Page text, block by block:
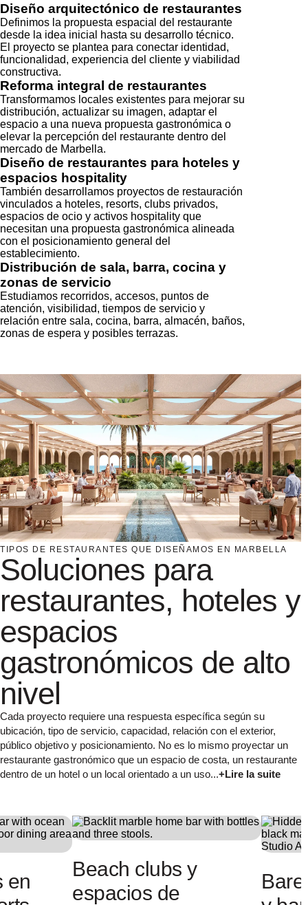
Diseño arquitectónico de restaurantes
Definimos la propuesta espacial del restaurante
desde la idea inicial hasta su desarrollo técnico.
El proyecto se plantea para conectar identidad,
funcionalidad, experiencia del cliente y viabilidad
constructiva.
Reforma integral de restaurantes
Transformamos locales existentes para mejorar su
distribución, actualizar su imagen, adaptar el
espacio a una nueva propuesta gastronómica o
elevar la percepción del restaurante dentro del
mercado de Marbella.
Diseño de restaurantes para hoteles y
espacios hospitality
También desarrollamos proyectos de restauración
vinculados a hoteles, resorts, clubs privados,
espacios de ocio y activos hospitality que
necesitan una propuesta gastronómica alineada
con el posicionamiento general del
establecimiento.
Distribución de sala, barra, cocina y
zonas de servicio
Estudiamos recorridos, accesos, puntos de
atención, visibilidad, tiempos de servicio y
relación entre sala, cocina, barra, almacén, baños,
zonas de espera y posibles terrazas.
TIPOS DE RESTAURANTES QUE DISEÑAMOS EN MARBELLA
Soluciones para
restaurantes, hoteles y
espacios
gastronómicos de alto
nivel
Cada proyecto requiere una respuesta específica según su
ubicación, tipo de servicio, capacidad, relación con el exterior,
público objetivo y posicionamiento. No es lo mismo proyectar un
restaurante gastronómico que un espacio de costa, un restaurante
dentro de un hotel o un local orientado a un uso...+Lire la suite
Restaurantes
premium